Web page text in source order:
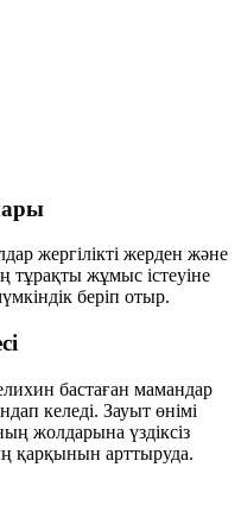
жергілікті жерден және
тұрақты жұмыс істеуіне
беріп отыр.
бастаған мамандар
келеді. Зауыт өнімі
жолдарына үздіксіз
қарқынын арттыруда.